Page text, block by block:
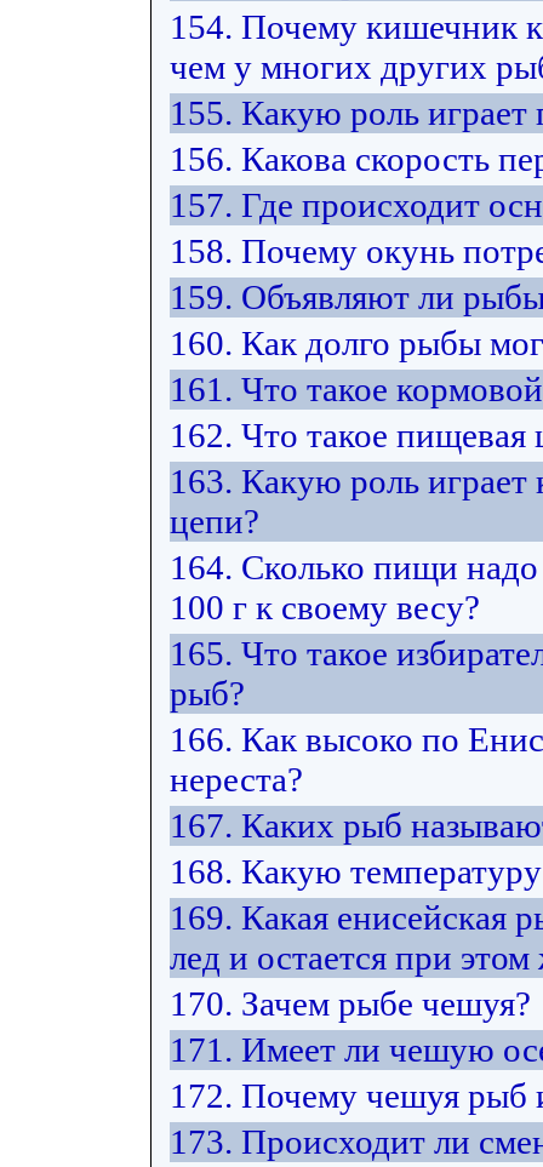
154. Почему кишечник
чем у многих других
155. Какую роль играет
156. Какова скорость
157. Где происходит
158. Почему окунь
159. Объявляют ли
160. Как долго рыбы
161. Что такое
162. Что такое пищевая
163. Какую роль играет
цепи?
164. Сколько пищи
100 г к своему весу?
165. Что такое
рыб?
166. Как высоко по
нереста?
167. Каких рыб
168. Какую
169. Какая енисейская
лед и остается при
170. Зачем рыбе чешуя?
171. Имеет ли чешую
172. Почему чешуя рыб
173. Происходит ли